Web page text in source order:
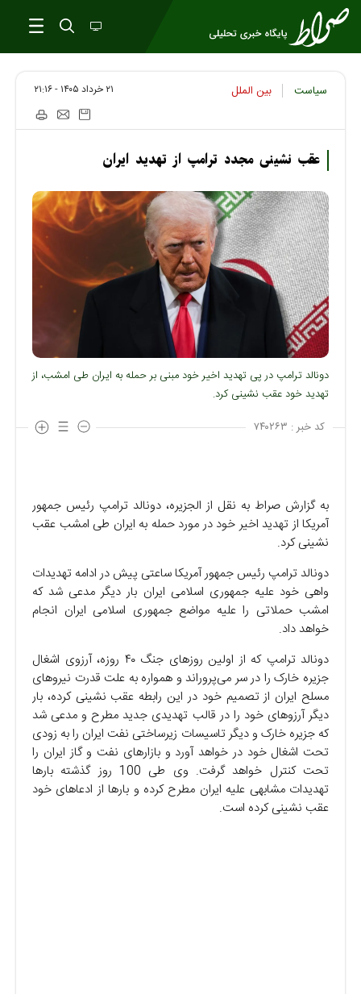
سیاست بین الملل ۲۱ خرداد ۱۴۰۵ - ۲۱:۱۶
عقب نشینی مجدد ترامپ از تهدید ایران
دونالد ترامپ در پی تهدید اخیر خود مبنی بر حمله به ایران طی امشب، از
تهدید خود عقب نشینی کرد.
کد خبر : ۷۴۰۲۶۳
به گزارش صراط به نقل از الجزیره، دونالد ترامپ رئیس جمهور
آمریکا از تهدید اخیر خود در مورد حمله به ایران طی امشب عقب
نشینی کرد.
دونالد ترامپ رئیس جمهور آمریکا ساعتی پیش در ادامه تهدیدات
واهی خود علیه جمهوری اسلامی ایران بار دیگر مدعی شد که
امشب حملاتی را علیه مواضع جمهوری اسلامی ایران انجام
خواهد داد.
دونالد ترامپ که از اولین روزهای جنگ ۴۰ روزه، آرزوی اشغال
جزیره خارک را در سر می‌پروراند و همواره به علت قدرت نیروهای
مسلح ایران از تصمیم خود در این رابطه عقب نشینی کرده، بار
دیگر آرزوهای خود را در قالب تهدیدی جدید مطرح و مدعی شد
که جزیره خارک و دیگر تاسیسات زیرساختی نفت ایران را به زودی
تحت اشغال خود در خواهد آورد و بازارهای نفت و گاز ایران را
تحت کنترل خواهد گرفت. وی طی 100 روز گذشته بارها
تهدیدات مشابهی علیه ایران مطرح کرده و بارها از ادعاهای خود
عقب نشینی کرده است.